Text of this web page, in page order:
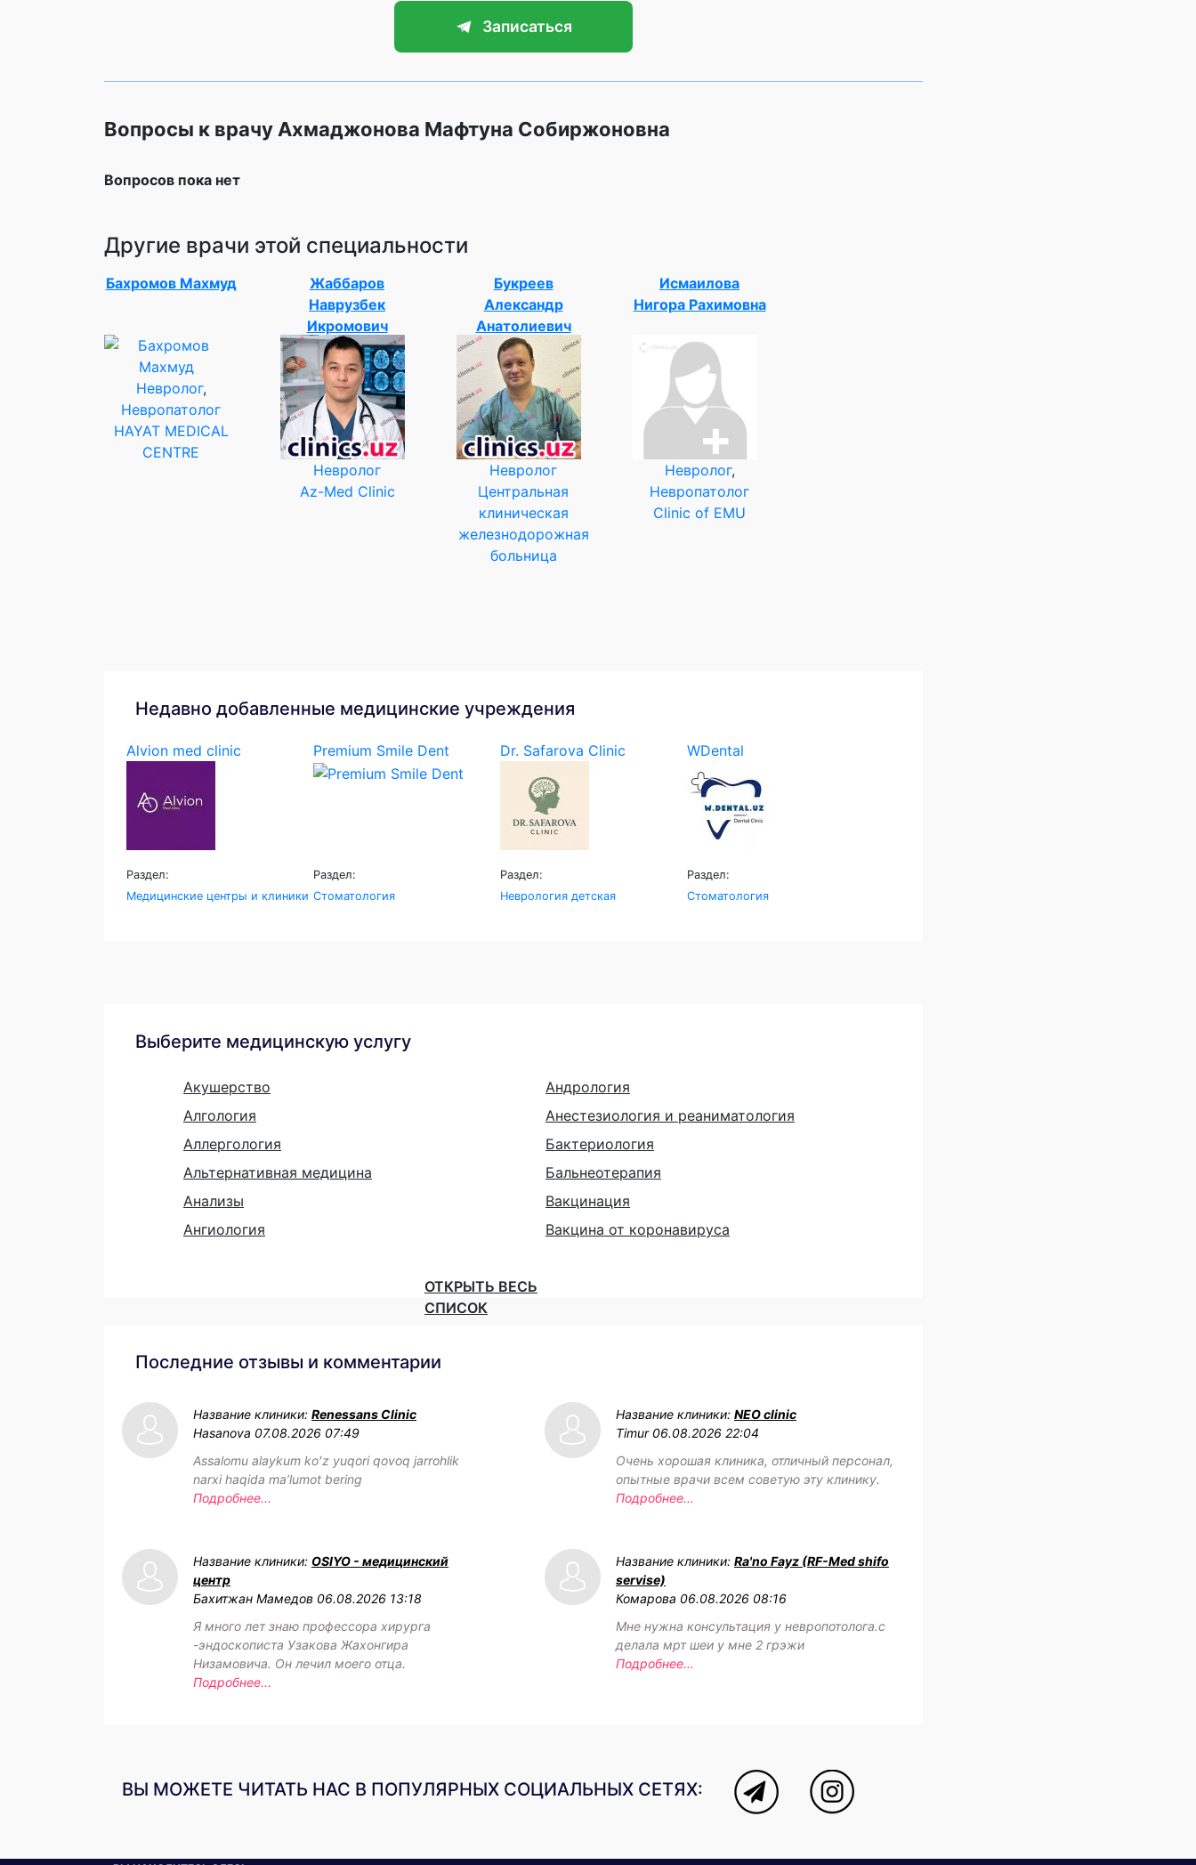
Записаться
Вопросы к врачу Ахмаджонова Мафтуна Собиржоновна
Вопросов пока нет
Другие врачи этой специальности
Бахромов Махмуд
Невролог,
Невропатолог
HAYAT MEDICAL
CENTRE
Жаббаров
Наврузбек
Икромович
Невролог
Az-Med Clinic
Букреев
Александр
Анатолиевич
Невролог
Центральная
клиническая
железнодорожная
больница
Исмаилова
Нигора Рахимовна
Невролог,
Невропатолог
Clinic of EMU
Недавно добавленные медицинские учреждения
Alvion med clinic
Раздел:
Медицинские центры и клиники
Premium Smile Dent
Раздел:
Стоматология
Dr. Safarova Clinic
Раздел:
Неврология детская
WDental
Раздел:
Стоматология
Выберите медицинскую услугу
Акушерство
Алгология
Аллергология
Альтернативная медицина
Анализы
Ангиология
Андрология
Анестезиология и реаниматология
Бактериология
Бальнеотерапия
Вакцинация
Вакцина от коронавируса
ОТКРЫТЬ ВЕСЬ
СПИСОК
Последние отзывы и комментарии
Название клиники: Renessans Clinic
Hasanova 07.08.2026 07:49
Assalomu alaykum koʻz yuqori qovoq jarrohlik
narxi haqida maʼlumot bering
Подробнее...
Название клиники: NEO clinic
Timur 06.08.2026 22:04
Очень хорошая клиника, отличный персонал,
опытные врачи всем советую эту клинику.
Подробнее...
Название клиники: OSIYO - медицинский
центр
Бахитжан Мамедов 06.08.2026 13:18
Я много лет знаю профессора хирурга
-эндоскописта Узакова Жахонгира
Низамовича. Он лечил моего отца.
Подробнее...
Название клиники: Ra'no Fayz (RF-Med shifo
servise)
Комарова 06.08.2026 08:16
Мне нужна консультация у невропотолога.с
делала мрт шеи у мне 2 грэжи
Подробнее...
ВЫ МОЖЕТЕ ЧИТАТЬ НАС В ПОПУЛЯРНЫХ СОЦИАЛЬНЫХ СЕТЯХ: